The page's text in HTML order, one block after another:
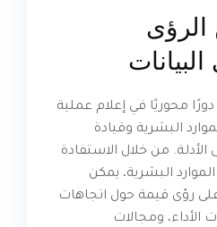
الرؤى
محوريًا في إعلام عملية
البشرية وقيادة
من خلال الاستفادة
البشرية، يمكن
رؤى قيمة حول اتجاهات
الأداء، ومجالات